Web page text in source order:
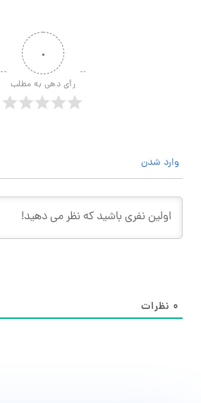
۰
رأی دهی به مطلب
وارد شدن
۰ نظرات